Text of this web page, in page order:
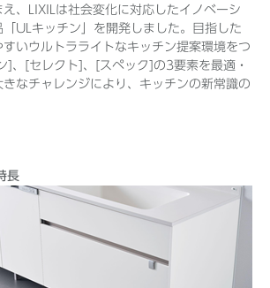
、LIXILは社会変化に対応したイノベーシ
「ULキッチン」を開発しました。目指した
いウルトラライトなキッチン提案環境をつ
]、[セレクト]、[スペック]の3要素を最適・
なチャレンジにより、キッチンの新常識の
長